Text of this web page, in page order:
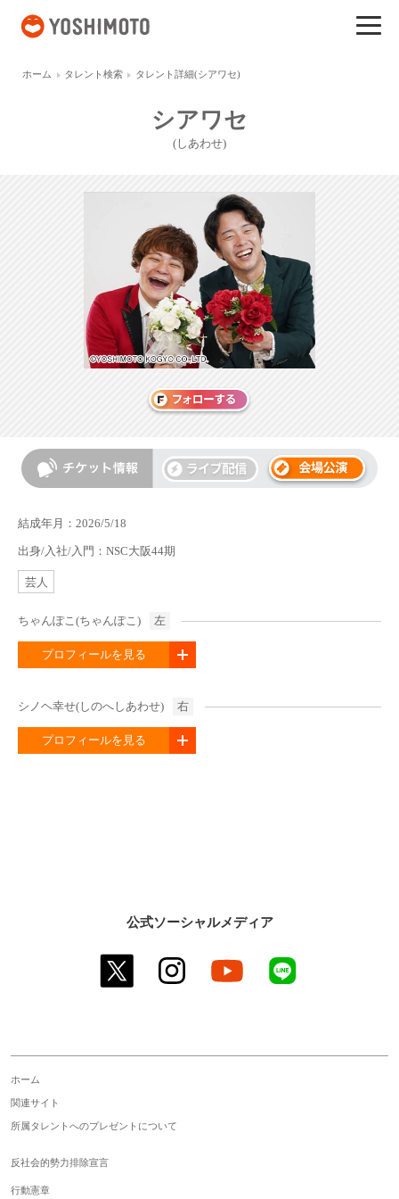
ホーム タレント検索 タレント詳細(シアワセ)
シアワセ
(しあわせ)
結成年月：2026/5/18
出身/入社/入門：NSC大阪44期
芸人
ちゃんぽこ(ちゃんぽこ) 左
プロフィールを見る
シノヘ幸せ(しのへしあわせ) 右
プロフィールを見る
公式ソーシャルメディア
twitter instagram youtube
ホーム
関連サイト
所属タレントへのプレゼントについて
反社会的勢力排除宣言
行動憲章